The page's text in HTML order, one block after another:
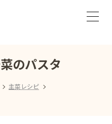
のパスタ
主菜レシピ